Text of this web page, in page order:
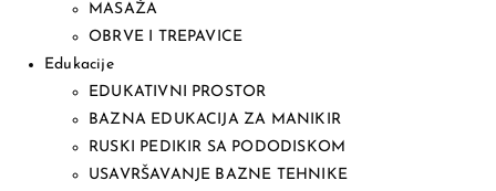
MASAŽA
OBRVE I TREPAVICE
Edukacije
EDUKATIVNI PROSTOR
BAZNA EDUKACIJA ZA MANIKIR
RUSKI PEDIKIR SA PODODISKOM
USAVRŠAVANJE BAZNE TEHNIKE